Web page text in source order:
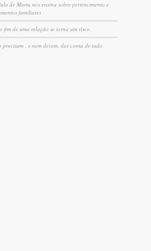
de Marta nos ensina sobre pertencimento e
familiares
fim de uma relação se torna um risco.
precisam , e nem devem, dar conta de tudo